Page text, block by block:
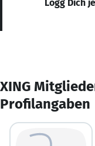
Logg Dich
XING
Profilangaben